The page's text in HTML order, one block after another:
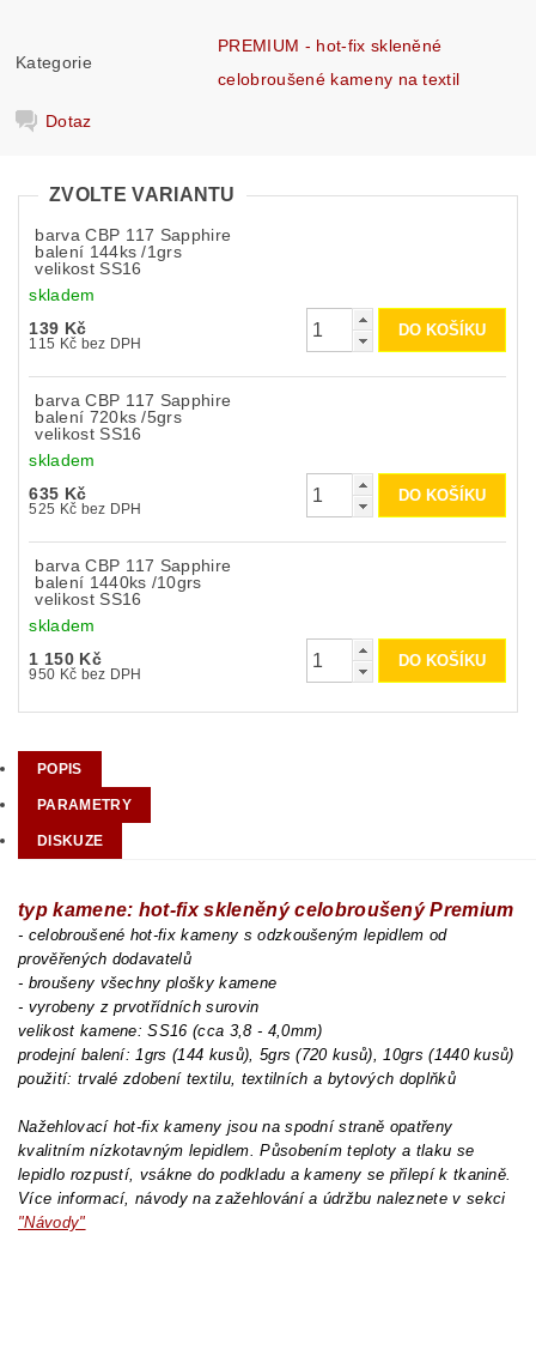
Kategorie
PREMIUM - hot-fix skleněné
celobroušené kameny na textil
Dotaz
ZVOLTE VARIANTU
barva CBP 117 Sapphire
balení 144ks /1grs
velikost SS16
skladem
139 Kč
115 Kč bez DPH
barva CBP 117 Sapphire
balení 720ks /5grs
velikost SS16
skladem
635 Kč
525 Kč bez DPH
barva CBP 117 Sapphire
balení 1440ks /10grs
velikost SS16
skladem
1 150 Kč
950 Kč bez DPH
POPIS
PARAMETRY
DISKUZE
typ kamene: hot-fix skleněný celobroušený Premium
- celobroušené hot-fix kameny s odzkoušeným lepidlem od
prověřených dodavatelů
- broušeny všechny plošky kamene
- vyrobeny z prvotřídních surovin
velikost kamene: SS16 (cca 3,8 - 4,0mm)
prodejní balení: 1grs (144 kusů), 5grs (720 kusů), 10grs (1440 kusů)
použití: trvalé zdobení textilu, textilních a bytových doplňků
Nažehlovací hot-fix kameny jsou na spodní straně opatřeny
kvalitním nízkotavným lepidlem. Působením teploty a tlaku se
lepidlo rozpustí, vsákne do podkladu a kameny se přilepí k tkanině.
Více informací, návody na zažehlování a údržbu naleznete v sekci
"Návody"